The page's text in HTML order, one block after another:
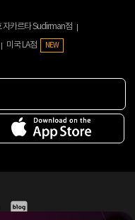
자카르타 Sudirman점
미국 LA점 NEW